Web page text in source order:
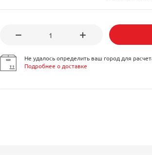
Не удалось определить ваш город для
Подробнее о доставке